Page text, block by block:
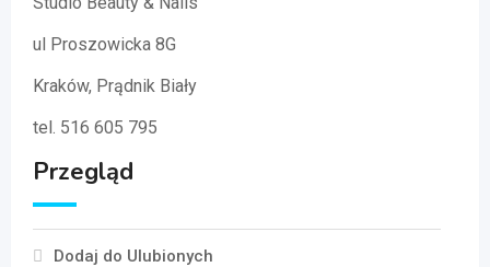
ul Proszowicka 8G
Kraków, Prądnik Biały
tel. 516 605 795
Przegląd
Dodaj do Ulubionych